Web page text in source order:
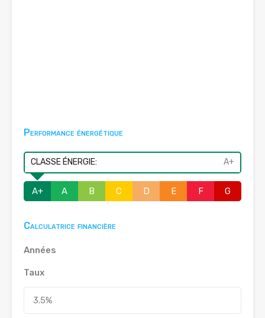
Performance énergétique
CLASSE ÉNERGIE: A+
A+ A B C D E F G
Calculatrice financière
Années
Taux